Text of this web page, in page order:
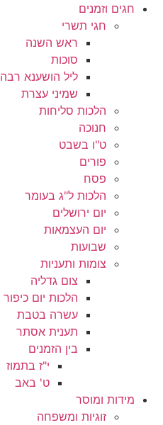
חגים וזמנים
חגי תשרי
ראש השנה
סוכות
ליל הושענא רבה
שמיני עצרת
הלכות סליחות
חנוכה
ט"ו בשבט
פורים
פסח
הלכות ל"ג בעומר
יום ירושלים
יום העצמאות
שבועות
צומות ותעניות
צום גדליה
הלכות יום כיפור
עשרה בטבת
תענית אסתר
בין הזמנים
י"ז בתמוז
ט' באב
מידות ומוסר
זוגיות ומשפחה